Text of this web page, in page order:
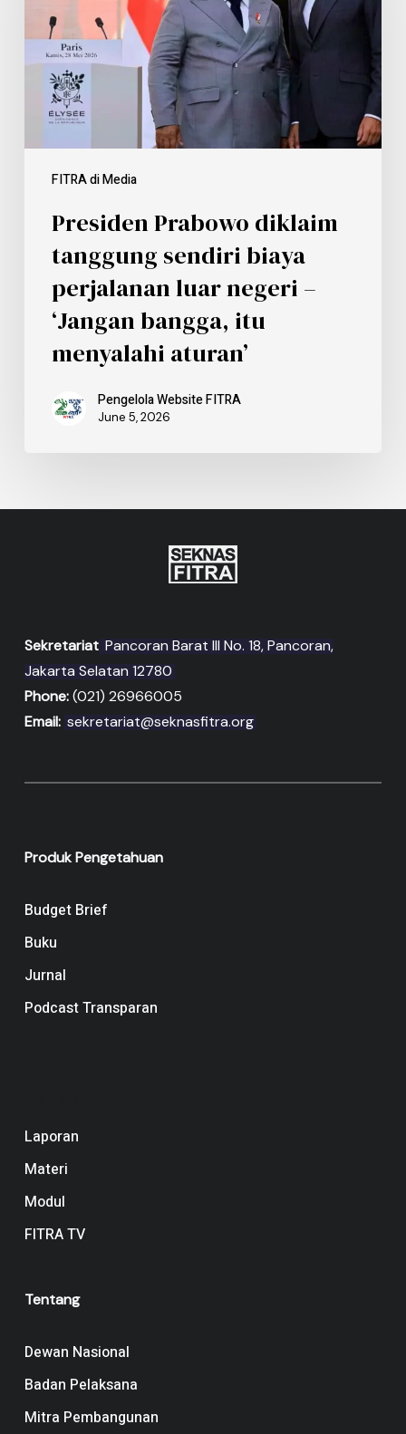
FITRA di Media
Presiden Prabowo diklaim
tanggung sendiri biaya
perjalanan luar negeri –
‘Jangan bangga, itu
menyalahi aturan’
Pengelola Website FITRA
June 5, 2026
Sekretariat Pancoran Barat III No. 18, Pancoran,
Jakarta Selatan 12780
Phone:(021) 26966005
Email: sekretariat@seknasfitra.org
Produk Pengetahuan
Budget Brief
Buku
Jurnal
Podcast Transparan
Laporan
Materi
Modul
FITRA TV
Tentang
Dewan Nasional
Badan Pelaksana
Mitra Pembangunan